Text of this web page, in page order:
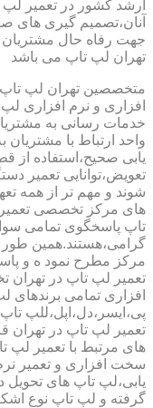
ارشد کشور در تعمیر
آنان،تصمیم گیری های
جهت رفاه حال
تهران لپ تاپ می باشد
متخصصین تهران لپ
افزاری و نرم افزاری
خدمات رسانی به
واحد ارتباط با
یابی صحیح،استفاده از
تعویض،توانایی تعمیر
شوند و مهم تر از همه
های مرکز تخصصی تعمیر
تاپ پاسخگوی تمامی
گرامی،هستند.همین
مرکز مطرح نمود ه و
تعمیر لپ تاپ در
افزاری تمامی
پی،ایسر،دل،اپل،للپ
تعمیر لپ تاپ در
های مرتبط با تعمیر لپ
سخت افزاری و تعمیر
یابی،لپ تاپ های تحویل
گرفته و لپ تاپ نوع